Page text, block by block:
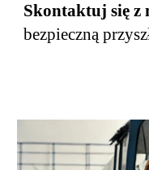
Skontaktuj się z
bezpieczną